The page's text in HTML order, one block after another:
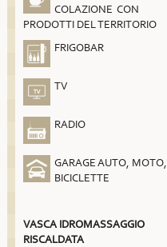
COLAZIONE CON
PRODOTTI DEL TERRITORIO
FRIGOBAR
TV
RADIO
GARAGE AUTO, MOTO,
BICICLETTE
VASCA IDROMASSAGGIO
RISCALDATA